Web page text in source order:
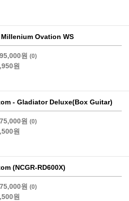
Millenium Ovation WS
원 (0)
원
- Gladiator Deluxe(Box Guitar)
원 (0)
원
(NCGR-RD600X)
원 (0)
원